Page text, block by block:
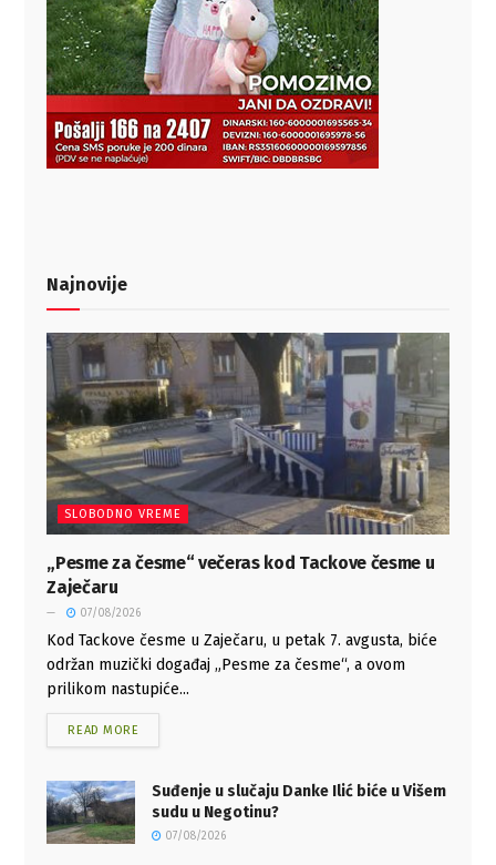
Najnovije
SLOBODNO VREME
„Pesme za česme“ večeras kod Tackove česme u
Zaječaru
07/08/2026
Kod Tackove česme u Zaječaru, u petak 7. avgusta, biće
održan muzički događaj „Pesme za česme“, a ovom
prilikom nastupiće...
READ MORE
Suđenje u slučaju Danke Ilić biće u Višem
sudu u Negotinu?
07/08/2026